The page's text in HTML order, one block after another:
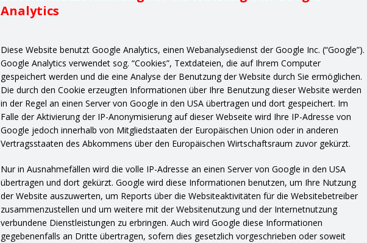
Analytics
Diese Website benutzt Google Analytics, einen Webanalysedienst der Google Inc. (“Google”).
Google Analytics verwendet sog. “Cookies”, Textdateien, die auf Ihrem Computer
gespeichert werden und die eine Analyse der Benutzung der Website durch Sie ermöglichen.
Die durch den Cookie erzeugten Informationen über Ihre Benutzung dieser Website werden
in der Regel an einen Server von Google in den USA übertragen und dort gespeichert. Im
Falle der Aktivierung der IP-Anonymisierung auf dieser Webseite wird Ihre IP-Adresse von
Google jedoch innerhalb von Mitgliedstaaten der Europäischen Union oder in anderen
Vertragsstaaten des Abkommens über den Europäischen Wirtschaftsraum zuvor gekürzt.
Nur in Ausnahmefällen wird die volle IP-Adresse an einen Server von Google in den USA
übertragen und dort gekürzt. Google wird diese Informationen benutzen, um Ihre Nutzung
der Website auszuwerten, um Reports über die Websiteaktivitäten für die Websitebetreiber
zusammenzustellen und um weitere mit der Websitenutzung und der Internetnutzung
verbundene Dienstleistungen zu erbringen. Auch wird Google diese Informationen
gegebenenfalls an Dritte übertragen, sofern dies gesetzlich vorgeschrieben oder soweit